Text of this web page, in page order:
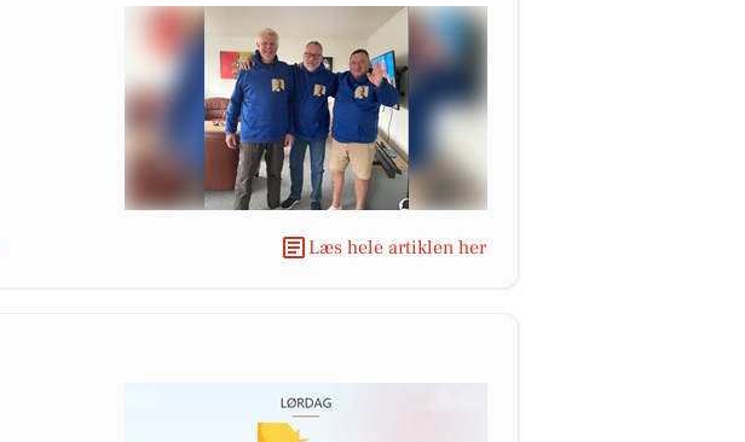
Læs hele artiklen her